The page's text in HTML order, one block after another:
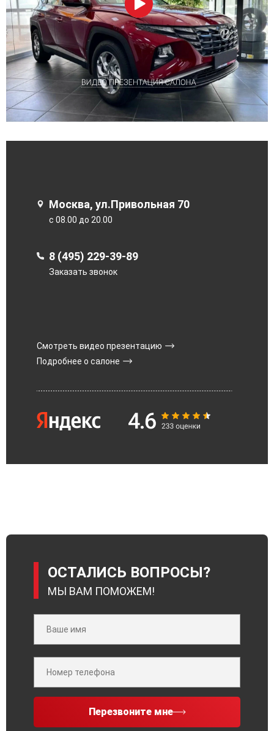
Москва, ул.Привольная 70
с 08.00 до 20.00
8 (495) 229-39-89
Заказать звонок
Смотреть видео презентацию
Подробнее о салоне
ОСТАЛИСЬ ВОПРОСЫ?
МЫ ВАМ ПОМОЖЕМ!
Перезвоните мне